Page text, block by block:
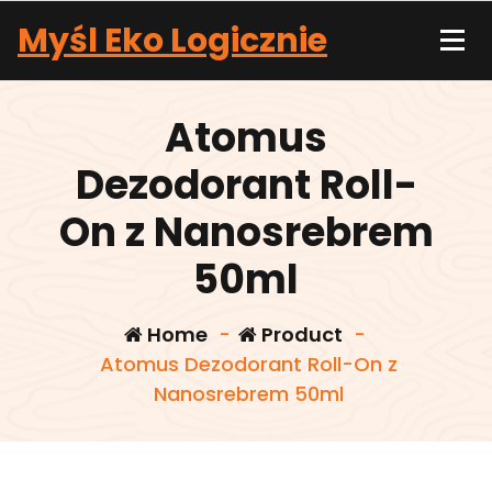
content
Myśl Eko Logicznie
Atomus
Dezodorant Roll-
On z Nanosrebrem
50ml
Home- Product -
Atomus Dezodorant Roll-On z
Nanosrebrem 50ml